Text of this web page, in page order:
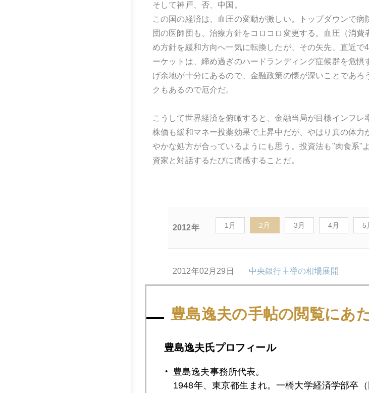
そして神戸、否、中国。
この国の経済は、血圧の変動が激しい。トップダウンで
団の医師団も、治療方針をコロコロ変更する。血圧（消
め方針を緩和方向へ一気に転換したが、その矢先、直近
ーケットは、締め過ぎのハードランディング症候群を危
げ余地が十分にあるので、金融政策の懐が深いことであ
クもあるので厄介だ。
こうして世界経済を俯瞰すると、金融当局が目標インフ
株価も緩和マネー投薬効果で上昇中だが、やはり真の体
やかな処方が合っているようにも思う。投資法も"肉食系
資家と対話するたびに痛感することだ。
2012年 1月 2月 3月 4月 5
2012年02月29日 中央銀行主導の相場展開
2012年02月27日 年金運用最前線からのレポート
豊島逸夫の手帖の閲覧にあ
豊島逸夫氏プロフィール
豊島逸夫事務所代表。
1948年、東京都生まれ。一橋大学経済学部卒